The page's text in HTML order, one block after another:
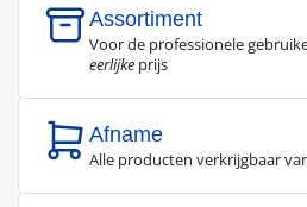
Assortiment
Voor de professionele
eerlijke prijs
Afname
Alle producten verkrijgbaar